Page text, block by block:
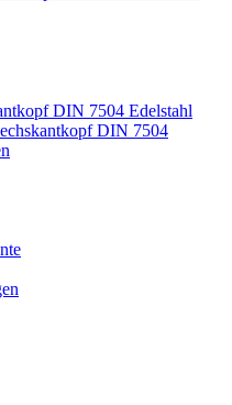
DIN 7504 Edelstahl
DIN 7504